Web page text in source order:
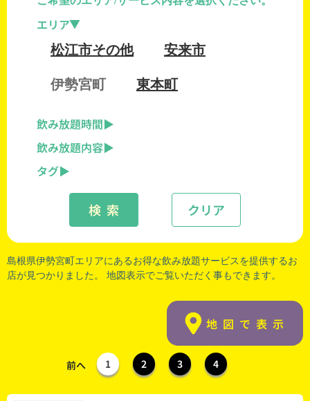
エリア
松江市その他 安来市
伊勢宮町 東本町
飲み放題時間
飲み放題内容
タグ
クリア
検 索
島根県伊勢宮町エリアにあるお得な飲み放題サービスを提供するお
店が見つかりました。 地図表示でご覧いただく事もできます。
地図で表示
前へ 1 2 3 4